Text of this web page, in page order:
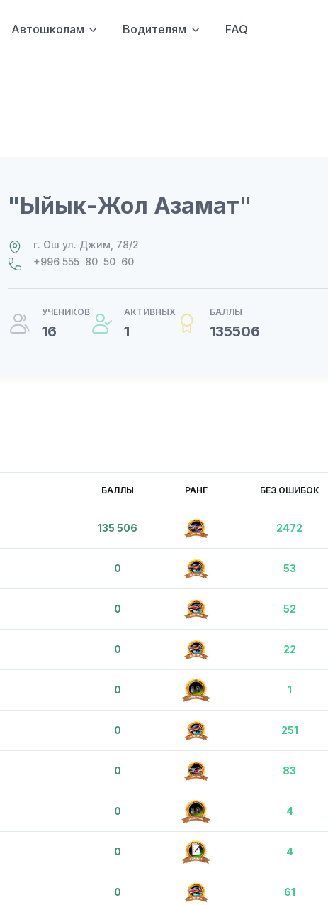
Автошколам Водителям FAQ
"Ыйык-Жол Азамат"
г. Ош ул. Джим, 78/2
+996 555‒80‒50‒60
УЧЕНИКОВ
16
АКТИВНЫХ
1
БАЛЛЫ
135506
БАЛЛЫ РАНГ БЕЗ ОШИБОК
135 506 2472
0 53
0 52
0 22
0 1
0 251
0 83
0 4
0 4
0 61